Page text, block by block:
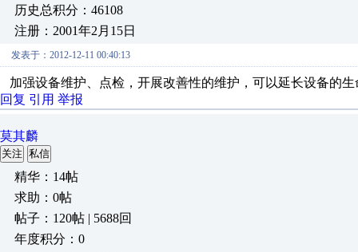
历史总积分：46108
注册：2001年2月15日
发表于：2012-12-11 00:40:13
加强设备维护、点检，开展改善性的维护，可以延长设备的
回复 引用 举报
莫其麟
关注 私信
精华：14帖
求助：0帖
帖子：120帖 | 5688回
年度积分：0